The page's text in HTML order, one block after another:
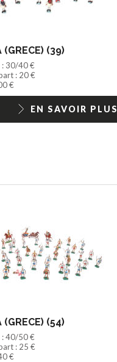
(GRECE) (39)
: 30/40 €
: 20 €
€
EN SAVOIR PLUS
(GRECE) (54)
: 40/50 €
: 25 €
€